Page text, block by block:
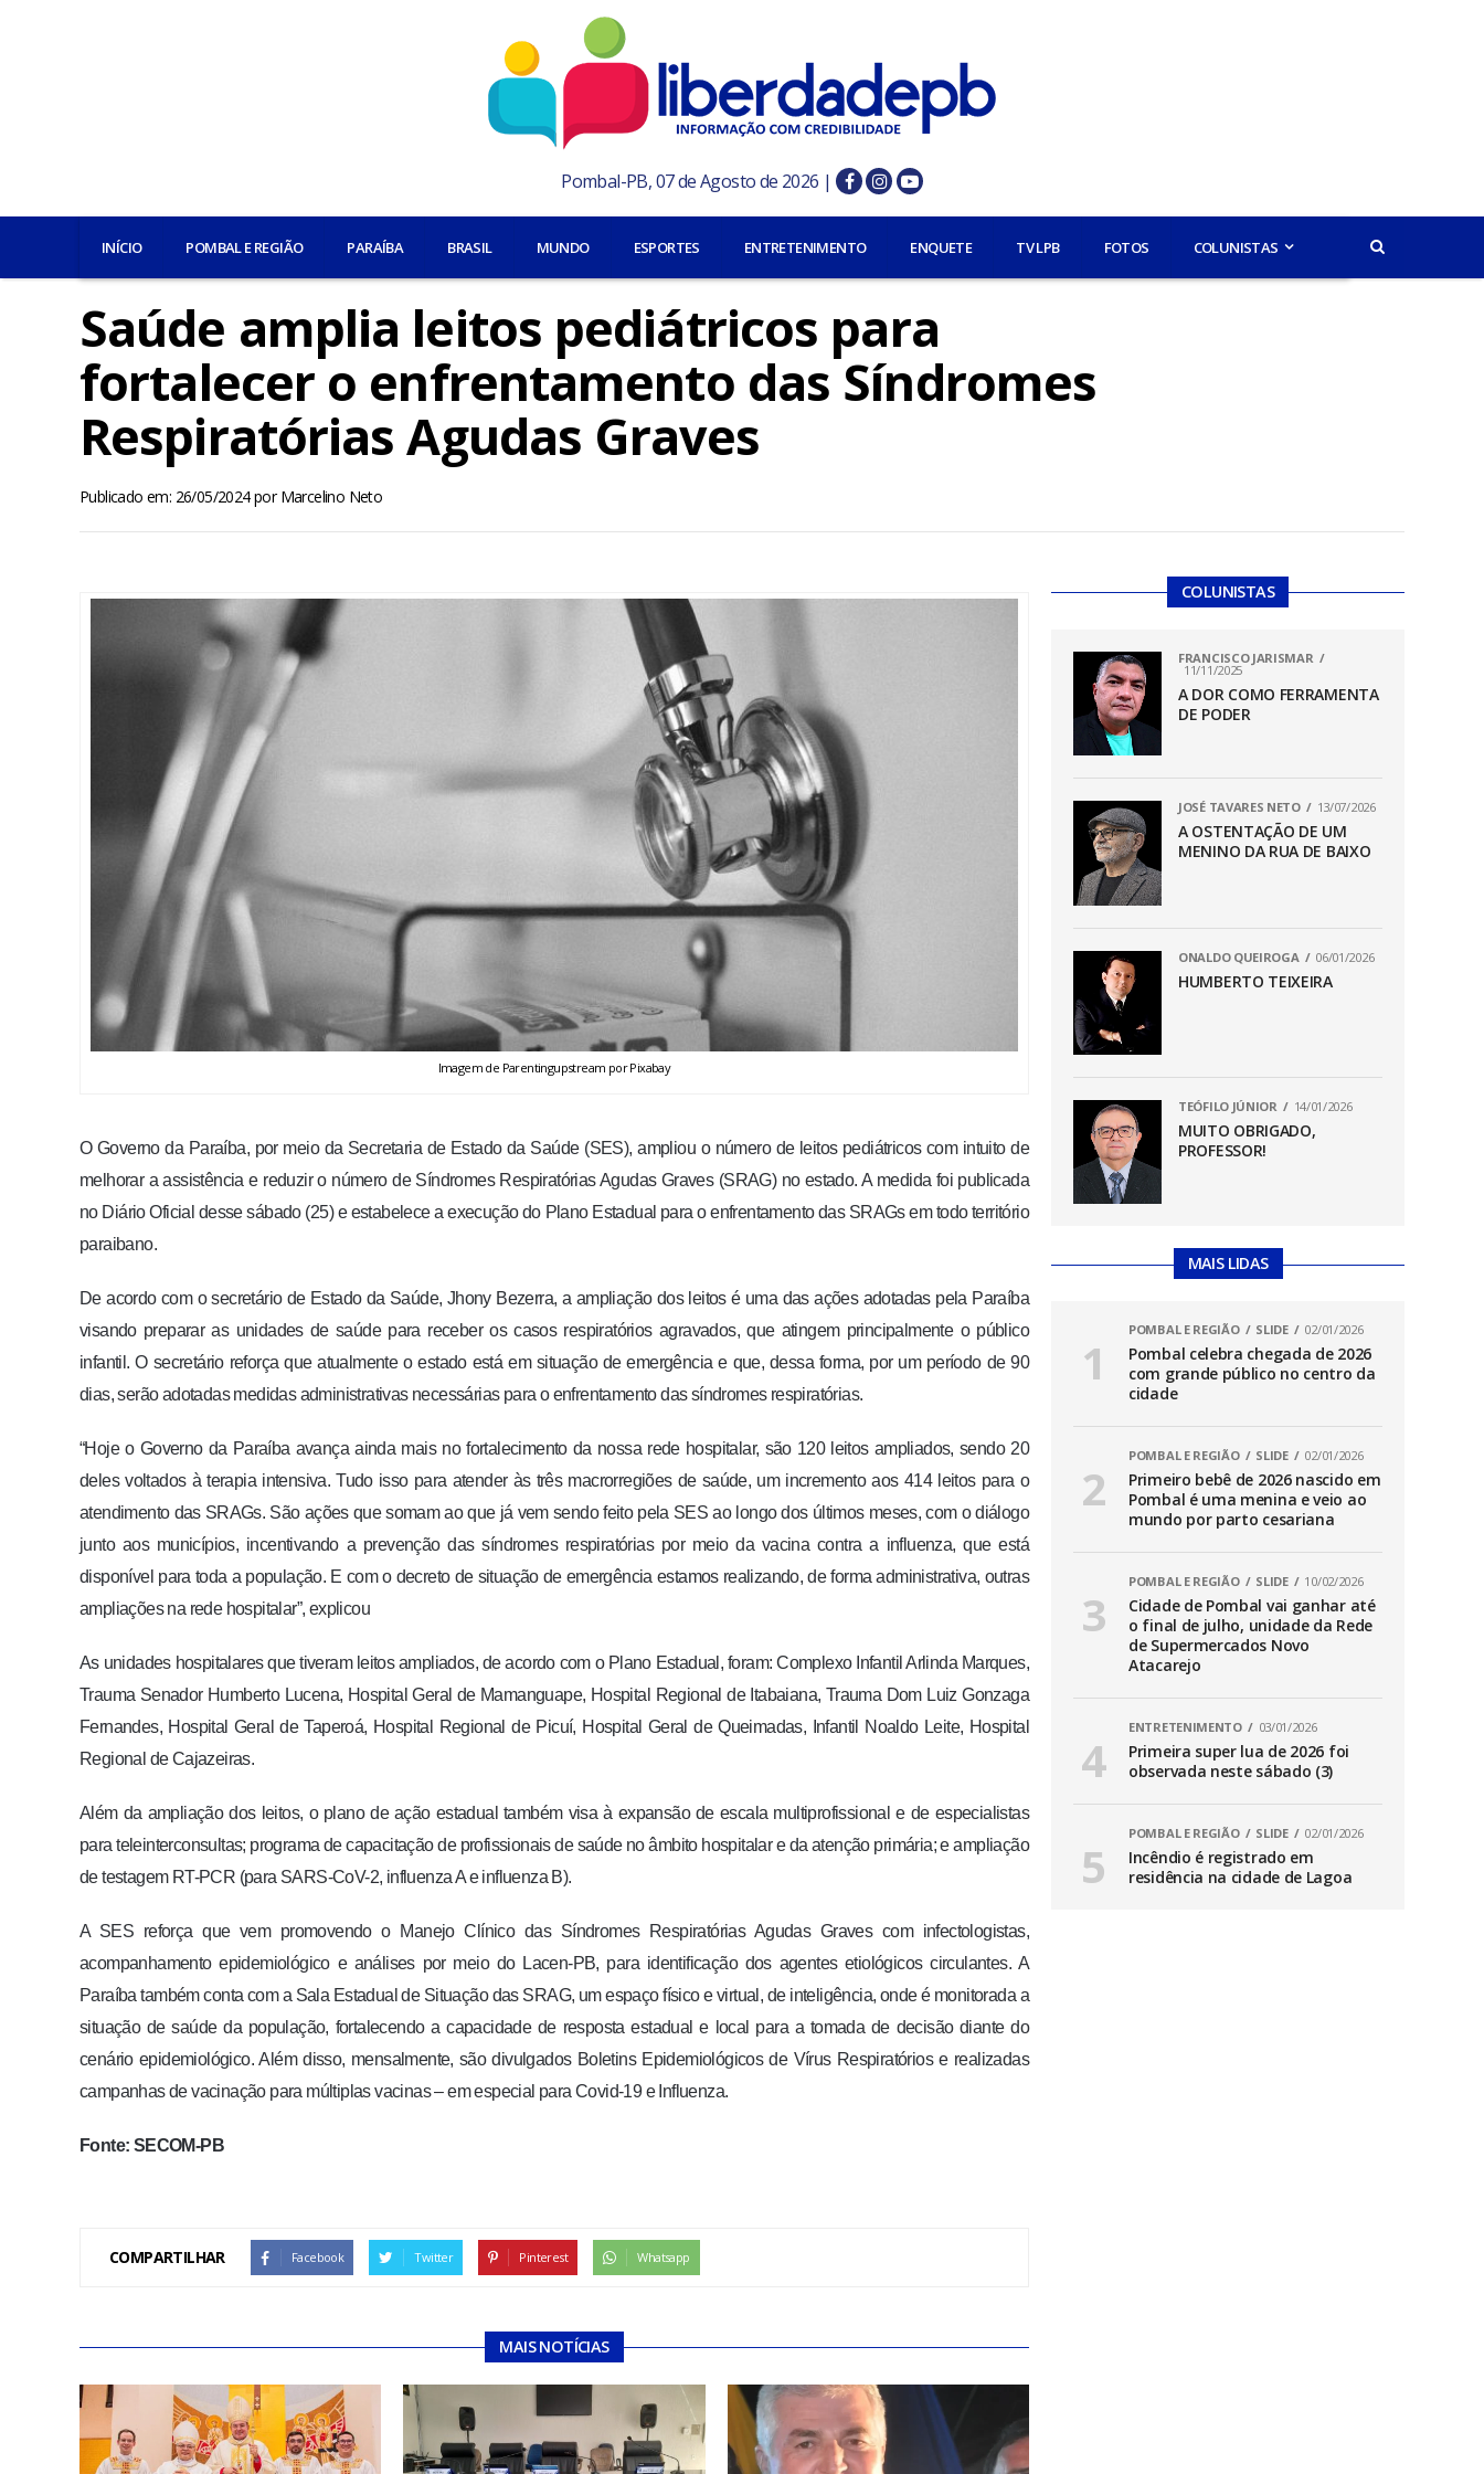
Pombal-PB, 07 de Agosto de 2026 |
INÍCIO POMBAL E REGIÃO PARAÍBA BRASIL MUNDO ESPORTES ENTRETENIMENTO ENQUETE TV LPB FOTOS COLUNISTAS
Saúde amplia leitos pediátricos para
fortalecer o enfrentamento das Síndromes
Respiratórias Agudas Graves
Publicado em: 26/05/2024porMarcelino Neto
Imagem de Parentingupstream por Pixabay
O Governo da Paraíba, por meio da Secretaria de Estado da Saúde (SES), ampliou o número de leitos pediátricos com intuito de
melhorar a assistência e reduzir o número de Síndromes Respiratórias Agudas Graves (SRAG) no estado. A medida foi publicada
no Diário Oficial desse sábado (25) e estabelece a execução do Plano Estadual para o enfrentamento das SRAGs em todo território
paraibano.
De acordo com o secretário de Estado da Saúde, Jhony Bezerra, a ampliação dos leitos é uma das ações adotadas pela Paraíba
visando preparar as unidades de saúde para receber os casos respiratórios agravados, que atingem principalmente o público
infantil. O secretário reforça que atualmente o estado está em situação de emergência e que, dessa forma, por um período de 90
dias, serão adotadas medidas administrativas necessárias para o enfrentamento das síndromes respiratórias.
“Hoje o Governo da Paraíba avança ainda mais no fortalecimento da nossa rede hospitalar, são 120 leitos ampliados, sendo 20
deles voltados à terapia intensiva. Tudo isso para atender às três macrorregiões de saúde, um incremento aos 414 leitos para o
atendimento das SRAGs. São ações que somam ao que já vem sendo feito pela SES ao longo dos últimos meses, com o diálogo
junto aos municípios, incentivando a prevenção das síndromes respiratórias por meio da vacina contra a influenza, que está
disponível para toda a população. E com o decreto de situação de emergência estamos realizando, de forma administrativa, outras
ampliações na rede hospitalar”, explicou
As unidades hospitalares que tiveram leitos ampliados, de acordo com o Plano Estadual, foram: Complexo Infantil Arlinda Marques,
Trauma Senador Humberto Lucena, Hospital Geral de Mamanguape, Hospital Regional de Itabaiana, Trauma Dom Luiz Gonzaga
Fernandes, Hospital Geral de Taperoá, Hospital Regional de Picuí, Hospital Geral de Queimadas, Infantil Noaldo Leite, Hospital
Regional de Cajazeiras.
Além da ampliação dos leitos, o plano de ação estadual também visa à expansão de escala multiprofissional e de especialistas
para teleinterconsultas; programa de capacitação de profissionais de saúde no âmbito hospitalar e da atenção primária; e ampliação
de testagem RT-PCR (para SARS-CoV-2, influenza A e influenza B).
A SES reforça que vem promovendo o Manejo Clínico das Síndromes Respiratórias Agudas Graves com infectologistas,
acompanhamento epidemiológico e análises por meio do Lacen-PB, para identificação dos agentes etiológicos circulantes. A
Paraíba também conta com a Sala Estadual de Situação das SRAG, um espaço físico e virtual, de inteligência, onde é monitorada a
situação de saúde da população, fortalecendo a capacidade de resposta estadual e local para a tomada de decisão diante do
cenário epidemiológico. Além disso, mensalmente, são divulgados Boletins Epidemiológicos de Vírus Respiratórios e realizadas
campanhas de vacinação para múltiplas vacinas – em especial para Covid-19 e Influenza.
Fonte: SECOM-PB
COMPARTILHAR Facebook Twitter Pinterest Whatsapp
MAIS NOTÍCIAS
COLUNISTAS
FRANCISCO JARISMAR
11/11/2025
A DOR COMO FERRAMENTA
DE PODER
JOSÉ TAVARES NETO 13/07/2026
A OSTENTAÇÃO DE UM
MENINO DA RUA DE BAIXO
ONALDO QUEIROGA 06/01/2026
HUMBERTO TEIXEIRA
TEÓFILO JÚNIOR 14/01/2026
MUITO OBRIGADO,
PROFESSOR!
MAIS LIDAS
POMBAL E REGIÃO SLIDE 02/01/2026
Pombal celebra chegada de 2026
com grande público no centro da
cidade
POMBAL E REGIÃO SLIDE 02/01/2026
Primeiro bebê de 2026 nascido em
Pombal é uma menina e veio ao
mundo por parto cesariana
POMBAL E REGIÃO SLIDE 10/02/2026
Cidade de Pombal vai ganhar até
o final de julho, unidade da Rede
de Supermercados Novo
Atacarejo
ENTRETENIMENTO 03/01/2026
Primeira super lua de 2026 foi
observada neste sábado (3)
POMBAL E REGIÃO SLIDE 02/01/2026
Incêndio é registrado em
residência na cidade de Lagoa